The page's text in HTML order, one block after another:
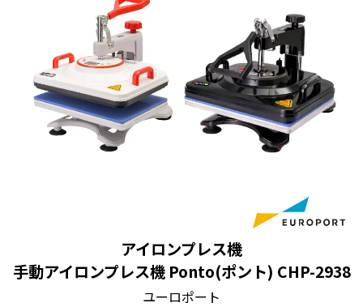
アイロンプレス機
手動アイロンプレス機 Ponto(ポント) CHP-2938
ユーロポート